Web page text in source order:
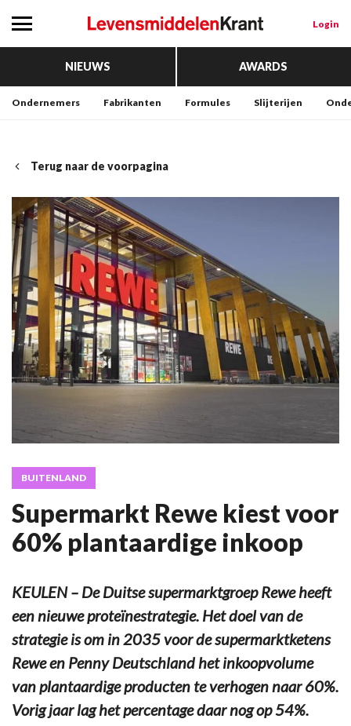
Login
NIEUWS AWARDS
Ondernemers Fabrikanten Formules Slijterijen
Terug naar de voorpagina
BUITENLAND
Supermarkt Rewe kiest voor
60% plantaardige inkoop
KEULEN – De Duitse supermarktgroep Rewe heeft
een nieuwe proteïnestrategie. Het doel van de
strategie is om in 2035 voor de supermarktketens
Rewe en Penny Deutschland het inkoopvolume
van plantaardige producten te verhogen naar 60%.
Vorig jaar lag het percentage daar nog op 54%.